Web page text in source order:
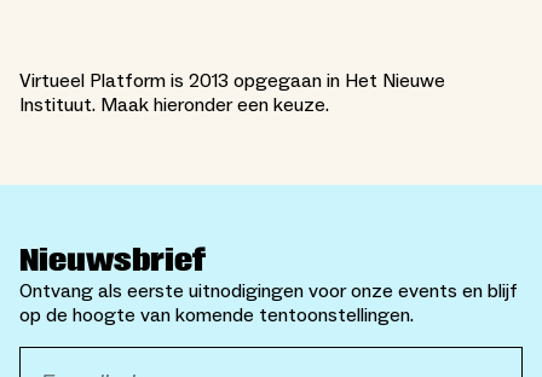
Virtueel Platform is 2013 opgegaan in Het Nieuwe
Instituut. Maak hieronder een keuze.
Nieuwsbrief
Ontvang als eerste uitnodigingen voor onze events en blijf
op de hoogte van komende tentoonstellingen.